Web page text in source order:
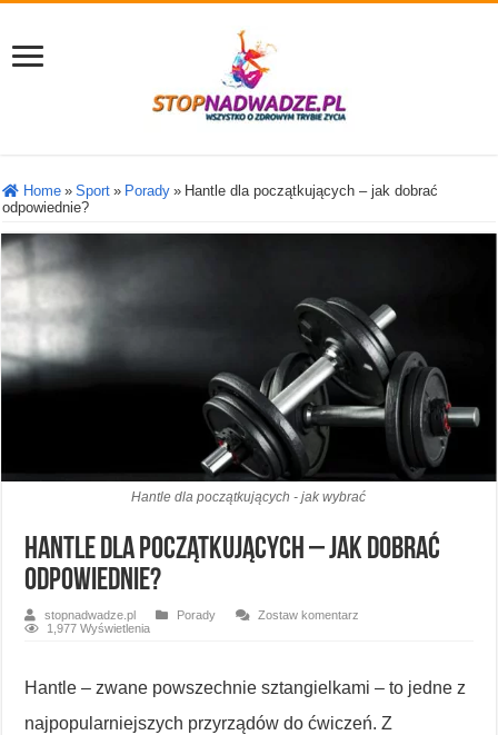
Home » Sport » Porady » Hantle dla początkujących – jak dobrać
odpowiednie?
Hantle dla początkujących - jak wybrać
Hantle dla początkujących – jak dobrać
odpowiednie?
stopnadwadze.pl Porady
Zostaw komentarz
1,977 Wyświetlenia
Hantle – zwane powszechnie sztangielkami – to jedne z
najpopularniejszych przyrządów do ćwiczeń. Z